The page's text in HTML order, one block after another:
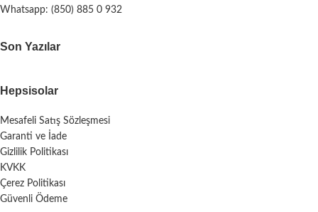
Whatsapp: (850) 885 0 932
Son Yazılar
Hepsisolar
Mesafeli Satış Sözleşmesi
Garanti ve İade
Gizlilik Politikası
KVKK
Çerez Politikası
Güvenli Ödeme